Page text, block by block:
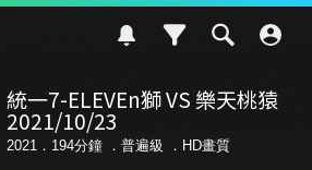
統一7-ELEVEn獅 VS 樂天桃猿
2021/10/23
2021．194分鐘 ． 普遍級 ．HD畫質